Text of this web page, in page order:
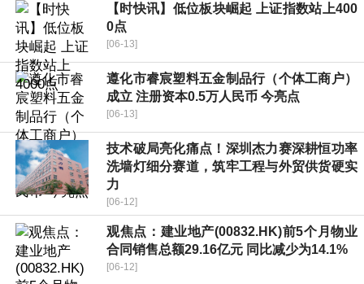
【时快讯】低位板块崛起 上证指数站上400
0点
[06-13]
遵化市睿宸塑料五金制品行（个体工商户）
成立 注册资本0.5万人民币 今亮点
[06-13]
技术破局亮化痛点！深圳杰力赛深耕恒功率
洗墙灯细分赛道，筑牢工程与外贸供货硬实
力
[06-12]
观焦点：建业地产(00832.HK)前5个月物业
合同销售总额29.16亿元 同比减少为14.1%
[06-12]